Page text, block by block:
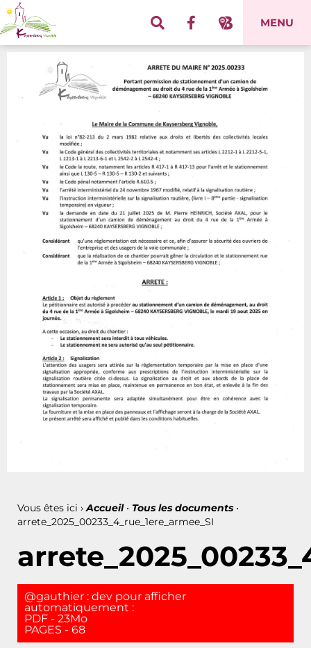
MENU
Vous êtes ici › Accueil• Tous les documents •
arrete_2025_00233_4_rue_1ere_armee_SI
@gauthier : dev pour afficher
automatiquement :
PDF - 23Mo
PAGES - 68
Panneau de gestion des cookies